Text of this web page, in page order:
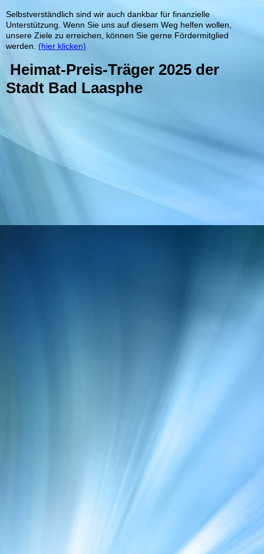
Selbstverständlich sind wir auch dankbar für finanzielle
Unterstützung. Wenn Sie uns auf diesem Weg helfen wollen,
unsere Ziele zu erreichen, können Sie gerne Fördermitglied
werden. (hier klicken)
Heimat-Preis-Träger 2025 der
Stadt Bad Laasphe